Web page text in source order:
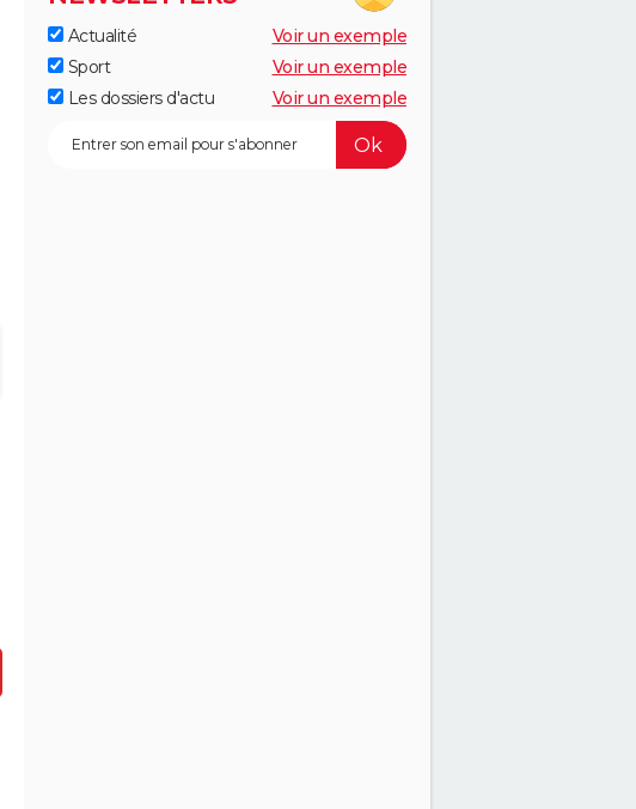
Actualité
Voir un exemple
Sport
Voir un exemple
Les dossiers d'actu
Voir un exemple